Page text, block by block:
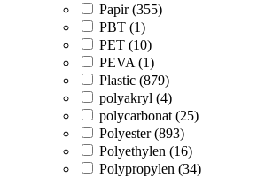
Papir (355)
PBT (1)
PET (10)
PEVA (1)
Plastic (879)
polyakryl (4)
polycarbonat (25)
Polyester (893)
Polyethylen (16)
Polypropylen (34)